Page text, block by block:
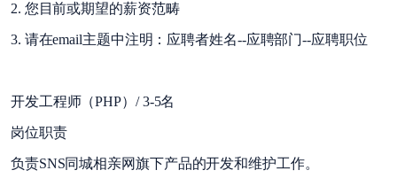
2. 您目前或期望的薪资范畴
3. 请在email主题中注明：应聘者姓名--应聘部门--应聘职位
开发工程师（PHP）/ 3-5名
岗位职责
负责SNS同城相亲网旗下产品的开发和维护工作。